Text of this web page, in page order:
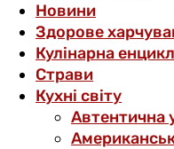
Новини
Здорове
Кулінарна
Страви
Кухні світу
Автентична